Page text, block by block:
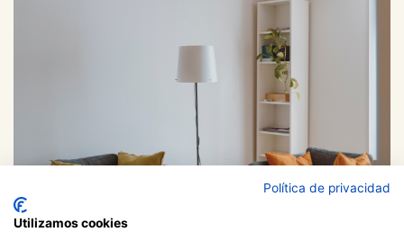
Política de privacidad
Utilizamos cookies